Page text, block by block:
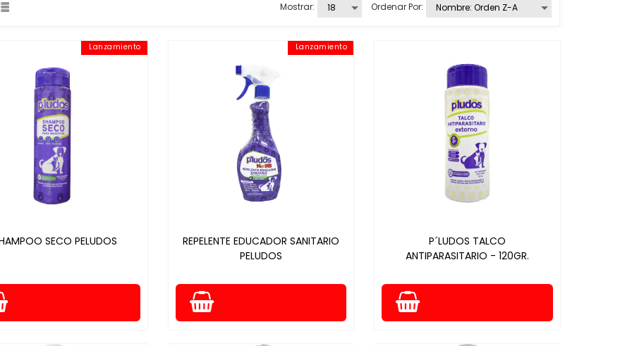
Mostrar: Ordenar Por:
Lanzamiento
SECO PELUDOS
Lanzamiento
REPELENTE EDUCADOR SANITARIO
PELUDOS
P´LUDOS TALCO
ANTIPARASITARIO - 120GR.